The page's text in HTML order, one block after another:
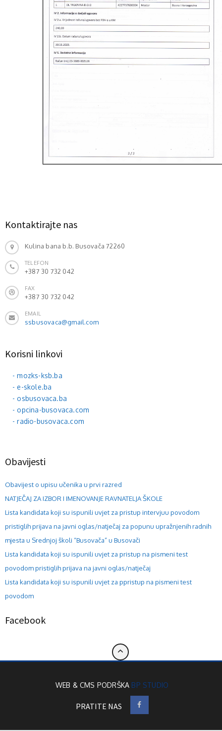
Kontaktirajte nas
Kulina bana b.b. Busovača 72260
TELEFON
+387 30 732 042
FAX
+387 30 732 042
EMAIL
ssbusovaca@gmail.com
Korisni linkovi
- mozks-ksb.ba
- e-skole.ba
- osbusovaca.ba
- opcina-busovaca.com
- radio-busovaca.com
Obavijesti
Obavijest o upisu učenika u prvi razred
NATJEČAJ ZA IZBOR I IMENOVANJE RAVNATELJA ŠKOLE
Lista kandidata koji su ispunili uvjet za pristup intervjuu povodom
pristiglih prijava na javni oglas/natječaj za popunu upražnjenih radnih
mjesta u Srednjoj školi “Busovača” u Busovači
Lista kandidata koji su ispunili uvjet za pristup na pismeni test
povodom pristiglih prijava na javni oglas/natječaj
Lista kandidata koji su ispunili uvjet za ppristup na pismeni test
povodom
Facebook
WEB & CMS PODRŠKA BP STUDIO
PRATITE NAS